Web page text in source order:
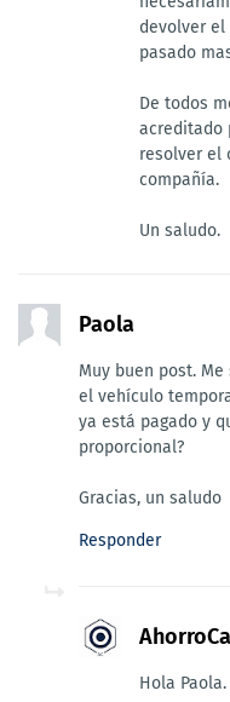
devolver el
pasado
De todos
acreditado
resolver el
compañía.
Un saludo.
Paola
Muy buen post.
el vehículo
ya está pagado y
proporcional?
Gracias, un saludo
Responder
Hola Paola.